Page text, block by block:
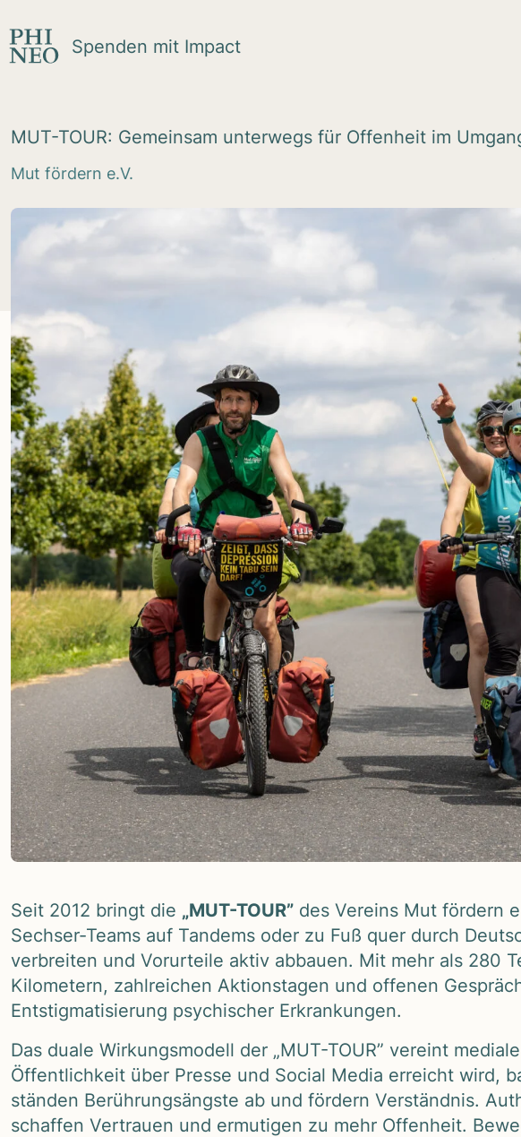
Spenden mit Impact
MUT-TOUR: Gemein­sam unter­wegs für Offen­heit im
Mut fördern e.V.
Seit 2012 bringt die „MUT-TOUR” des Ver­eins Mut för­dern
Sech­ser-Teams auf Tan­dems oder zu Fuß quer durch
ver­brei­ten und Vor­ur­teile aktiv abbauen. Mit mehr als 280
Kilo­me­tern, zahl­rei­chen Akti­ons­ta­gen und offe­nen
Ent­stig­ma­ti­sie­rung psy­chi­scher Erkran­kun­gen.
Das duale Wir­kungs­mo­dell der „MUT-TOUR” ver­eint
Öffent­lich­keit über Presse und Social Media erreicht wird,
stän­den Berüh­rungs­ängste ab und för­dern Ver­ständ­nis.
schaf­fen Ver­trauen und ermu­ti­gen zu mehr Offen­heit.